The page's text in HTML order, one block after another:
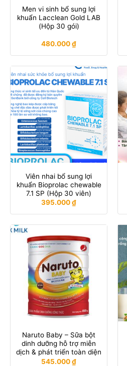
Men vi sinh bổ sung lợi
khuẩn Lacclean Gold LAB
(Hộp 30 gói)
480.000₫
Viên nhai bổ sung lợi
khuẩn Bioprolac chewable
7.1 SP (Hộp 30 viên)
395.000₫
Naruto Baby – Sữa bột
dinh dưỡng hỗ trợ miễn
dịch & phát triển toàn diện
545.000₫